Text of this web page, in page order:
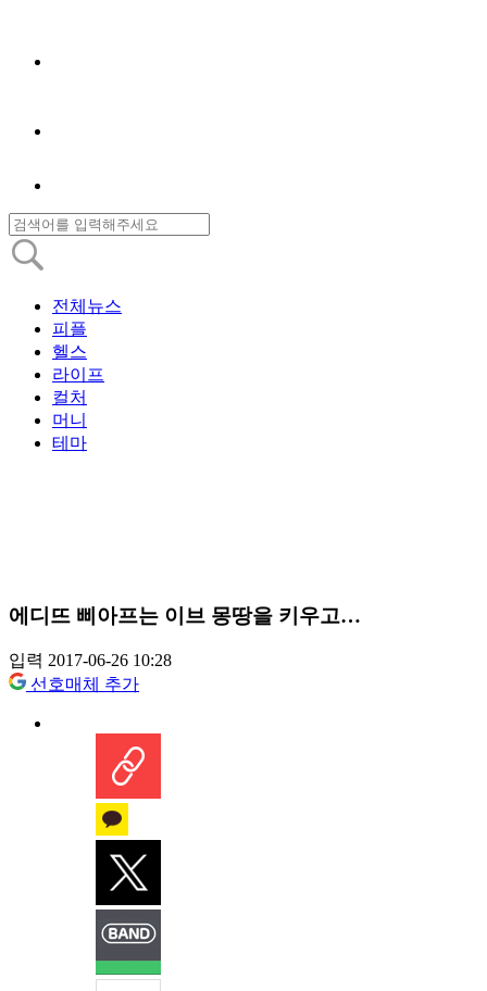
전체뉴스
피플
헬스
라이프
컬처
머니
테마
에디뜨 삐아프는 이브 몽땅을 키우고…
입력 2017-06-26 10:28
선호매체 추가